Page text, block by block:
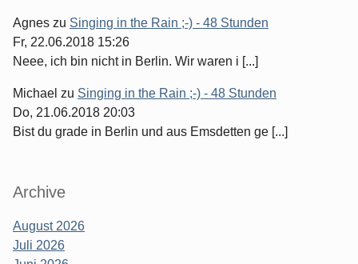
Agnes zu Singing in the Rain ;-) - 48 Stunden
Fr, 22.06.2018 15:26
Neee, ich bin nicht in Berlin. Wir waren i [...]
Michael zu Singing in the Rain ;-) - 48 Stunden
Do, 21.06.2018 20:03
Bist du grade in Berlin und aus Emsdetten ge [...]
Archive
August 2026
Juli 2026